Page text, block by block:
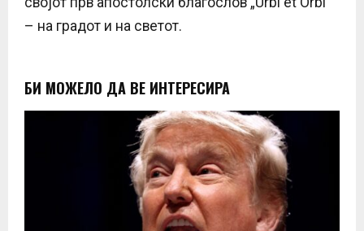
– на градот и на светот.
БИ МОЖЕЛО ДА ВЕ ИНТЕРЕСИРА